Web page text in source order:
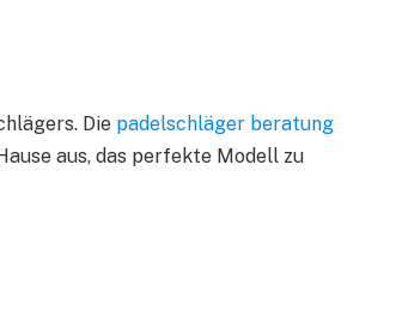
Die padelschläger beratung
aus, das perfekte Modell zu